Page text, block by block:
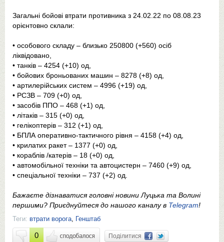
Загальні бойові втрати противника з 24.02.22 по 08.08.23
орієнтовно склали:
• особового складу ‒ близько 250800 (+560) осіб
ліквідовано,
• танків ‒ 4254 (+10) од,
• бойових броньованих машин ‒ 8278 (+8) од,
• артилерійських систем – 4996 (+19) од,
• РСЗВ – 709 (+0) од,
• засобів ППО ‒ 468 (+1) од,
• літаків – 315 (+0) од,
• гелікоптерів – 312 (+1) од,
• БПЛА оперативно-тактичного рівня – 4158 (+4) од,
• крилатих ракет ‒ 1377 (+0) од,
• кораблів /катерів ‒ 18 (+0) од,
• автомобільної техніки та автоцистерн – 7460 (+9) од,
• спеціальної техніки ‒ 737 (+2) од.
Бажаєте дізнаватися головні новини Луцька та Волині
першими? Приєднуйтеся до нашого каналу в Telegram!
Теги: втрати ворога, Генштаб
0 Поділитися